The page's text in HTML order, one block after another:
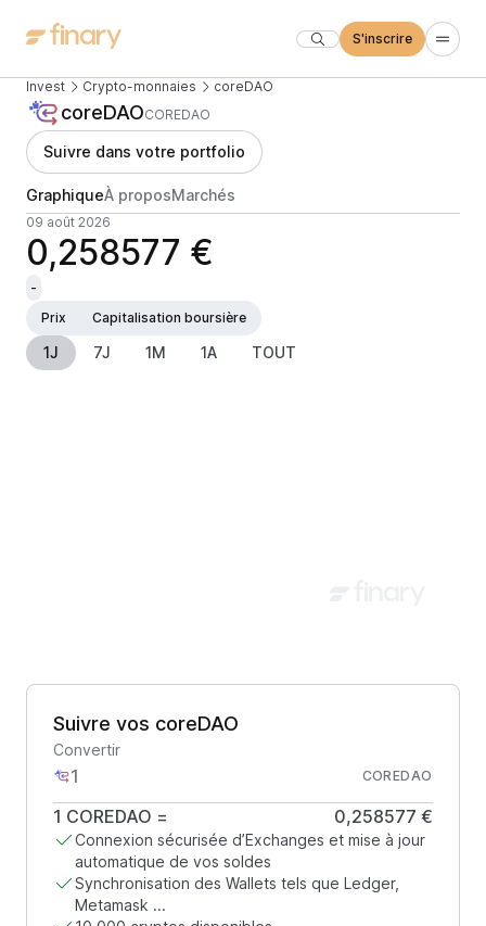
S'inscrire
Invest Crypto-monnaies coreDAO
coreDAOCOREDAO
Suivre dans votre portfolio
GraphiqueÀ proposMarchés
09 août 2026
0,258577 €
-
Prix
Capitalisation boursière
1J 7J 1M 1A TOUT
Suivre vos coreDAO
Convertir
COREDAO
1 COREDAO = 0,258577 €
Connexion sécurisée d’Exchanges et mise à jour
automatique de vos soldes
Synchronisation des Wallets tels que Ledger,
Metamask ...